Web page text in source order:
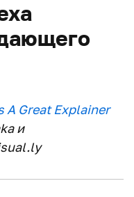
A Great Explainer
и